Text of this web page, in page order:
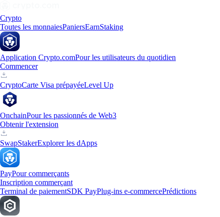
Crypto
Toutes les monnaiesPaniersEarnStaking
Application Crypto.comPour les utilisateurs du quotidien
Commencer
CryptoCarte Visa prépayéeLevel Up
OnchainPour les passionnés de Web3
Obtenir l'extension
SwapStakerExplorer les dApps
PayPour commerçants
Inscription commerçant
Terminal de paiementSDK PayPlug-ins e-commercePrédictions